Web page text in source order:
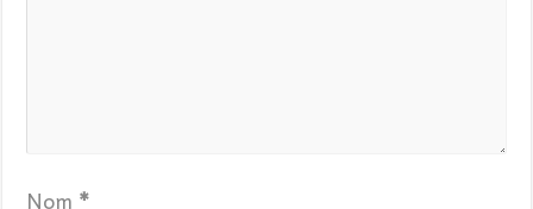
Nom *